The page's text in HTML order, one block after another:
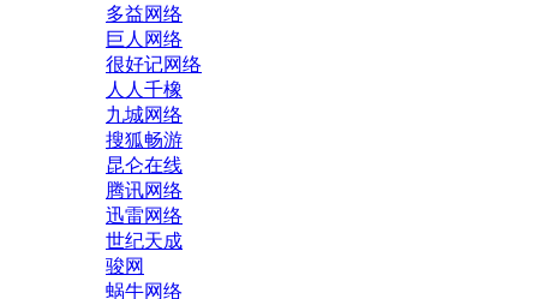
多益网络
巨人网络
很好记网络
人人千橡
九城网络
搜狐畅游
昆仑在线
腾讯网络
迅雷网络
世纪天成
骏网
蜗牛网络